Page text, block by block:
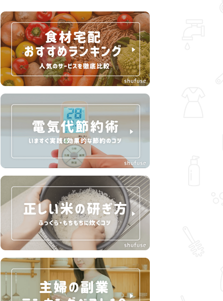
して、正しい食べ方を確認しましょ
う。大人の嗜みとして知っておきた
い新常識を解説します。